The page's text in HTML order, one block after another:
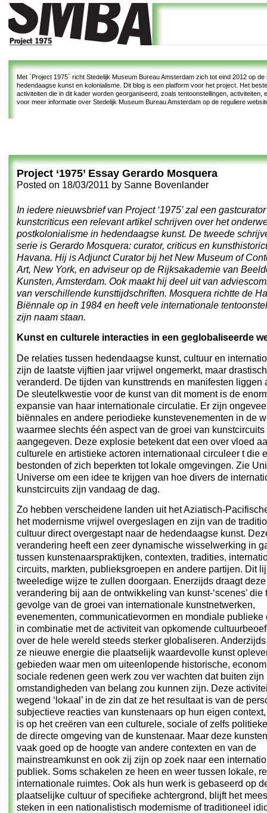
Met `Project 1975` richt Stedelijk Museum Bureau Amsterdam zich tot eind 2012 op
hedendaagse kunst en kolonialisme. Dit blog is een platform voor het project. Het
activiteiten die in dit kader worden georganiseerd, zoals tentoonstellingen,
voor meer informatie over Stedelijk Museum Bureau Amsterdam op de reguliere
Project ‘1975’ Essay Gerardo Mosquera
Posted on 18/03/2011 by Sanne Bovenlander
In iedere nieuwsbrief van Project ‘1975’ zal een
kunstcriticus een relevant artikel schrijven over het
postkolonialisme in hedendaagse kunst. De tweede
serie is Gerardo Mosquera: curator, criticus en
Havana. Hij is Adjunct Curator bij hetNew Museum of
Art, New York, en adviseur op de Rijksakademie van
Kunsten, Amsterdam. Ook maakt hij deel uit van
van verschillende kunsttijdschriften. Mosquera richtte de
Biënnale op in 1984 en heeft vele internationale
zijn naam staan.
Kunst en culturele interacties in een geglobaliseerde
De relaties tussen hedendaagse kunst, cultuur en
zijn de laatste vijftien jaar vrijwel ongemerkt, maar drastisch
veranderd. De tijden van kunsttrends en manifesten liggen
De sleutelkwestie voor de kunst van dit moment is de
expansie van haar internationale circulatie. Er zijn
biënnales en andere periodieke kunstevenementen in de
waarmee slechts één aspect van de groei van
aangegeven. Deze explosie betekent dat een over vloed
culturele en artistieke actoren internationaal circuleer t die
bestonden of zich beperkten tot lokale omgevingen. Zie
Universe om een idee te krijgen van hoe divers de
kunstcircuits zijn vandaag de dag.
Zo hebben verscheidene landen uit het Aziatisch-
het modernisme vrijwel overgeslagen en zijn van de
cultuur direct overgestapt naar de hedendaagse kunst.
verandering heeft een zeer dynamische wisselwerking in
tussen kunstenaarspraktijken, contexten, tradities,
circuits, markten, publieksgroepen en andere partijen. Dit
tweeledige wijze te zullen doorgaan. Enerzijds draagt deze
verandering bij aan de ontwikkeling van kunst-‘scenes’ die
gevolge van de groei van internationale kunstnetwerken,
evenementen, communicatievormen en mondiale publieke
in combinatie met de activiteit van opkomende
over de hele wereld steeds sterker globaliseren.
ze nieuwe energie die plaatselijk waardevolle kunst
gebieden waar men om uiteenlopende historische,
sociale redenen geen werk zou ver wachten dat buiten zijn
omstandigheden van belang zou kunnen zijn. Deze
wegend ‘lokaal’ in de zin dat ze het resultaat is van de
subjectieve reacties van kunstenaars op hun eigen
is op het creëren van een culturele, sociale of zelfs
de directe omgeving van de kunstenaar. Maar deze
vaak goed op de hoogte van andere contexten en van de
mainstreamkunst en ook zij zijn op zoek naar een
publiek. Soms schakelen ze heen en weer tussen lokale,
internationale ruimtes. Ook als hun werk is gebaseerd op
plaatselijke cultuur of specifieke achtergrond, blijft het
steken in een nationalistisch modernisme of traditioneel